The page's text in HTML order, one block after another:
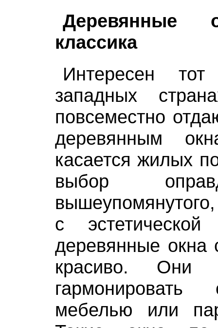
классика
Интересен
западных
повсеместно
деревянным
касается жилых
выбор
с
деревянные окна
красиво. Они
мебелью или